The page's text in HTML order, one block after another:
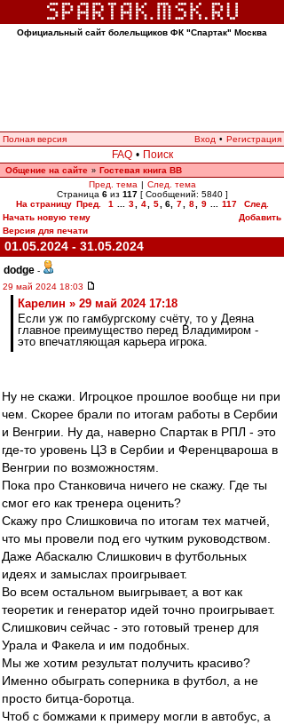
Официальный сайт болельщиков ФК "Спартак" Москва
Полная версия Вход • Регистрация
FAQ • Поиск
Общение на сайте » Гостевая книга ВВ
Пред. тема | След. тема
Страница 6из 117[ Сообщений: 5840 ]
На страницу Пред. 1 3 4 5 6, 7 8 9 117
След.
Начать новую тему
Добавить
Версия для печати
01.05.2024 - 31.05.2024
dodge -
29 май 2024 18:03
Карелин » 29 май 2024 17:18
Если уж по гамбургскому счёту, то у Деяна
главное преимущество перед Владимиром -
это впечатляющая карьера игрока.
Ну не скажи. Игроцкое прошлое вообще ни при
чем. Скорее брали по итогам работы в Сербии
и Венгрии. Ну да, наверно Спартак в РПЛ - это
где-то уровень ЦЗ в Сербии и Ференцвароша в
Венгрии по возможностям.
Пока про Станковича ничего не скажу. Где ты
смог его как тренера оценить?
Скажу про Слишковича по итогам тех матчей,
что мы провели под его чутким руководством.
Даже Абаскалю Слишкович в футбольных
идеях и замыслах проигрывает.
Во всем остальном выигрывает, а вот как
теоретик и генератор идей точно проигрывает.
Слишкович сейчас - это готовый тренер для
Урала и Факела и им подобных.
Мы же хотим результат получить красиво?
Именно обыграть соперника в футбол, а не
просто битца-боротца.
Чтоб с бомжами к примеру могли в автобус, а